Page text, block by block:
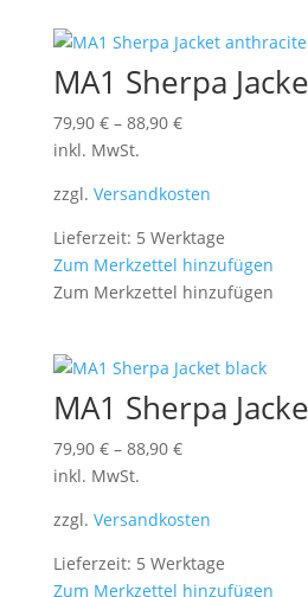
MA1 Sherpa
79,90 €– 88,90 €
inkl. MwSt.
zzgl. Versandkosten
Lieferzeit: 5 Werktage
Zum Merkzettel hinzufügen
Zum Merkzettel hinzufügen
MA1 Sherpa
79,90 €– 88,90 €
inkl. MwSt.
zzgl. Versandkosten
Lieferzeit: 5 Werktage
Zum Merkzettel hinzufügen